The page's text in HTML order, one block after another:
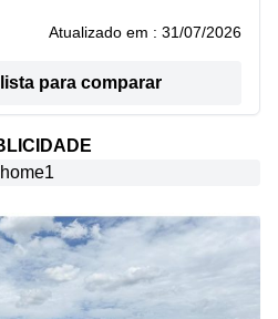
Atualizado em : 31/07/2026
para comparar